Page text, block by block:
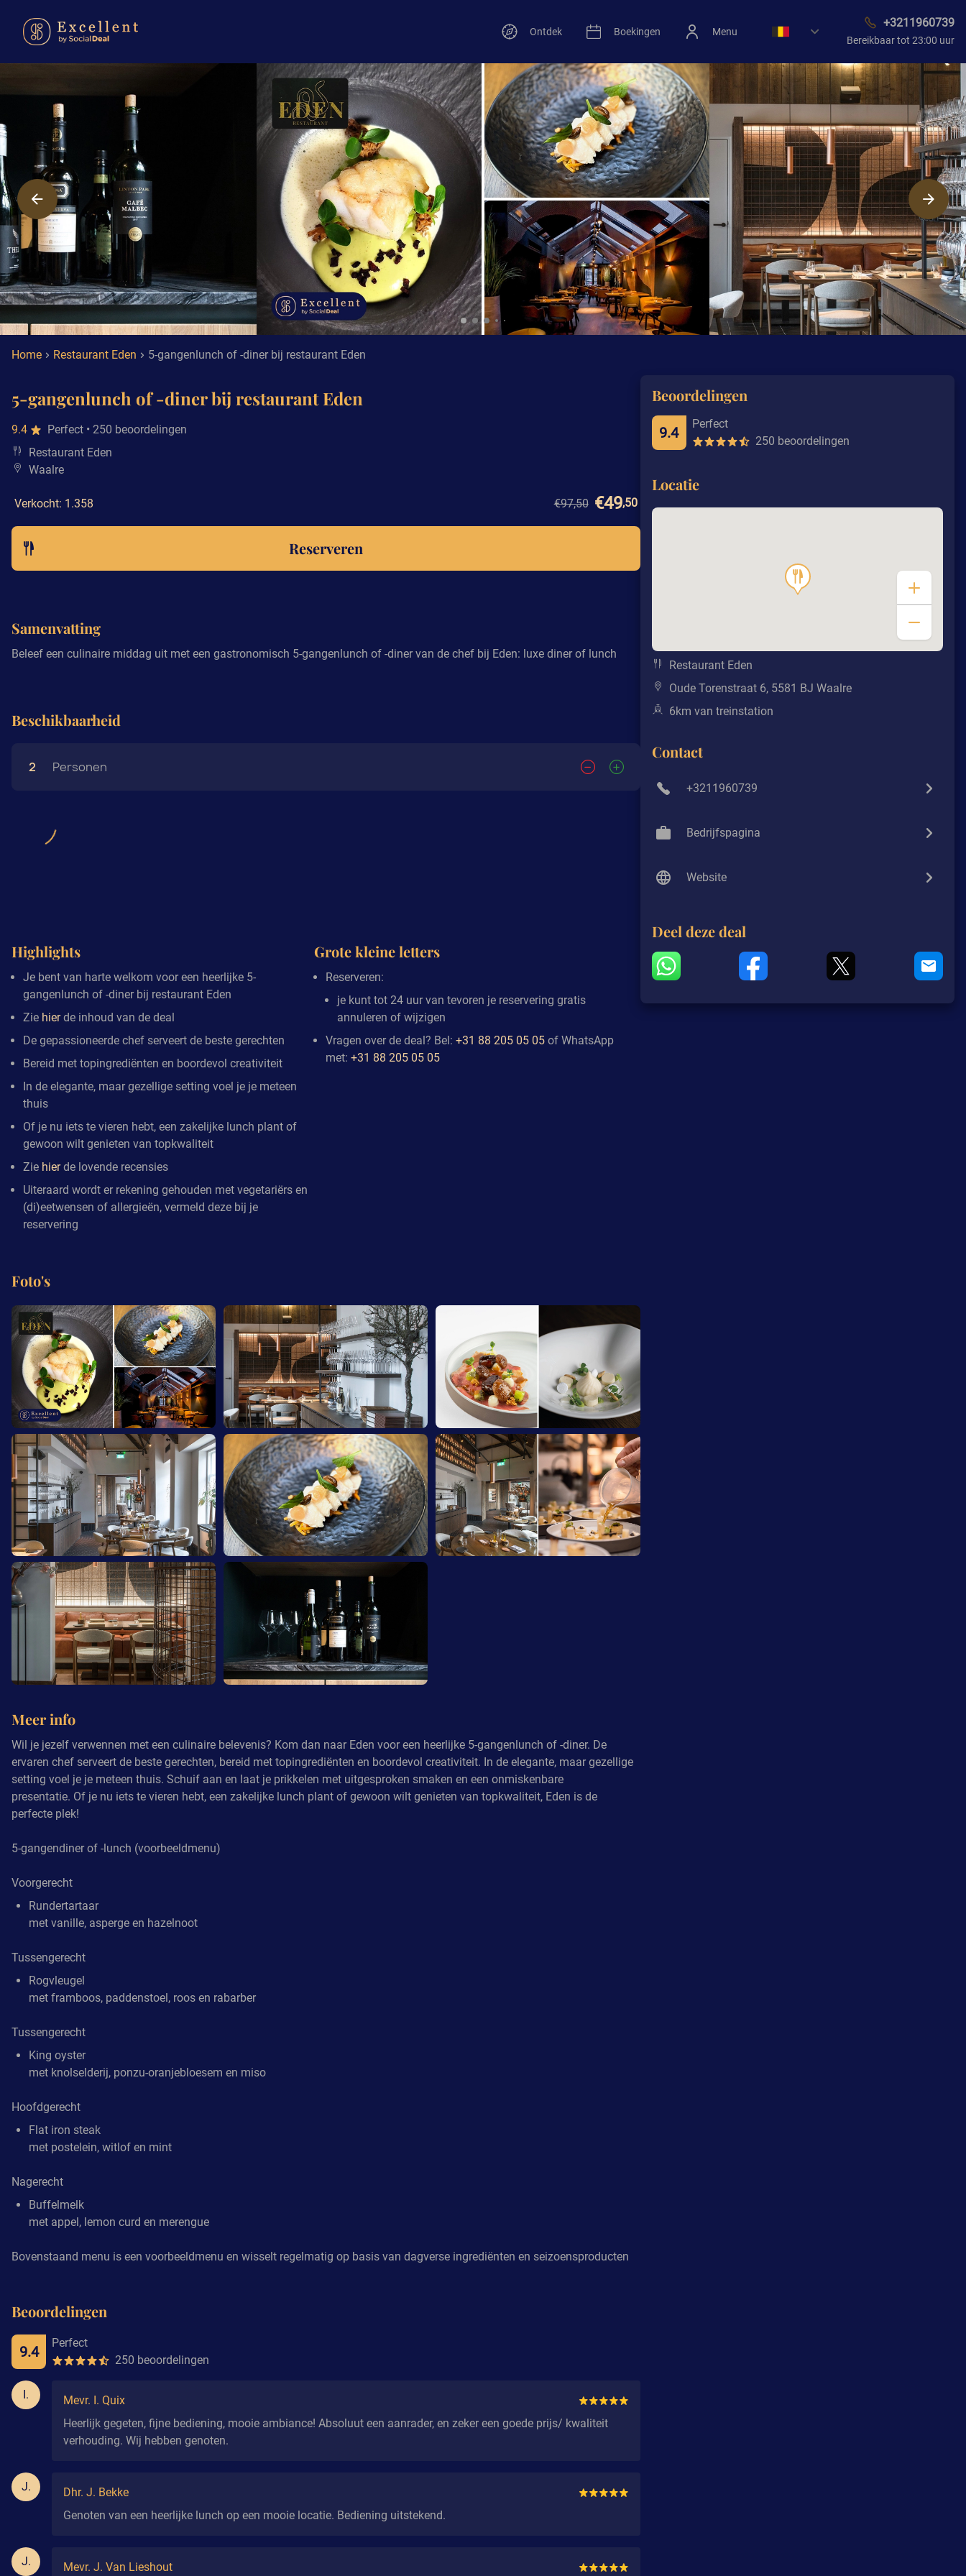
Ontdek Boekingen Menu
+3211960739
Bereikbaar tot 23:00 uur
Home Restaurant Eden 5-gangenlunch of -diner bij restaurant Eden
5-gangenlunch of -diner bij restaurant Eden
9.4 Perfect • 250 beoordelingen
Restaurant Eden
Waalre
Verkocht: 1.358 €97,50 €49,50
Reserveren
Samenvatting
Beleef een culinaire middag uit met een gastronomisch 5-gangenlunch of -diner van de chef bij Eden: luxe diner of lunch
Beschikbaarheid
2 Personen
Highlights
Je bent van harte welkom voor een heerlijke 5-
gangenlunch of -diner bij restaurant Eden
Zie hierde inhoud van de deal
De gepassioneerde chef serveert de beste gerechten
Bereid met topingrediënten en boordevol creativiteit
In de elegante, maar gezellige setting voel je je meteen
thuis
Of je nu iets te vieren hebt, een zakelijke lunch plant of
gewoon wilt genieten van topkwaliteit
Zie hierde lovende recensies
Uiteraard wordt er rekening gehouden met vegetariërs en
(di)eetwensen of allergieën, vermeld deze bij je
reservering
Grote kleine letters
Reserveren:
je kunt tot 24 uur van tevoren je reservering gratis
annuleren of wijzigen
Vragen over de deal? Bel:+31 88 205 05 05 of WhatsApp
met:+31 88 205 05 05
Foto's
Meer info
Wil je jezelf verwennen met een culinaire belevenis? Kom dan naar Eden voor een heerlijke 5-gangenlunch of -diner. De
ervaren chef serveert de beste gerechten, bereid met topingrediënten en boordevol creativiteit. In de elegante, maar gezellige
setting voel je je meteen thuis. Schuif aan en laat je prikkelen met uitgesproken smaken en een onmiskenbare
presentatie. Of je nu iets te vieren hebt, een zakelijke lunch plant of gewoon wilt genieten van topkwaliteit, Eden is de
perfecte plek!
5-gangendiner of -lunch (voorbeeldmenu)
Voorgerecht
Rundertartaar
met vanille, asperge en hazelnoot
Tussengerecht
Rogvleugel
met framboos, paddenstoel, roos en rabarber
Tussengerecht
King oyster
met knolselderij, ponzu-oranjebloesem en miso
Hoofdgerecht
Flat iron steak
met postelein, witlof en mint
Nagerecht
Buffelmelk
met appel, lemon curd en merengue
Bovenstaand menu is een voorbeeldmenu en wisselt regelmatig op basis van dagverse ingrediënten en seizoensproducten
Beoordelingen
9.4
Perfect
250 beoordelingen
I.
Mevr. I. Quix
Heerlijk gegeten, fijne bediening, mooie ambiance! Absoluut een aanrader, en zeker een goede prijs/ kwaliteit
verhouding. Wij hebben genoten.
J.
Dhr. J. Bekke
Genoten van een heerlijke lunch op een mooie locatie. Bediening uitstekend.
J. Mevr. J. Van Lieshout
Beoordelingen
9.4
Perfect
250 beoordelingen
Locatie
Restaurant Eden
Oude Torenstraat 6, 5581 BJ Waalre
6km van treinstation
Contact
+3211960739
Bedrijfspagina
Website
Deel deze deal